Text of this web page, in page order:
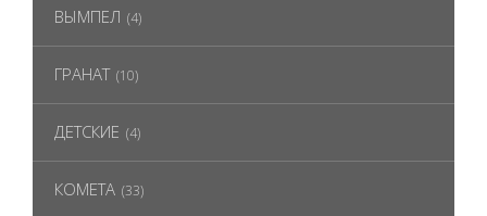
ВЫМПЕЛ (4)
ГРАНАТ (10)
ДЕТСКИЕ (4)
КОМЕТА (33)